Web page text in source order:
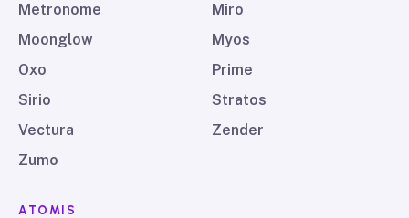
Metronome
Miro
Moonglow
Myos
Oxo
Prime
Sirio
Stratos
Vectura
Zender
Zumo
ATOMIS